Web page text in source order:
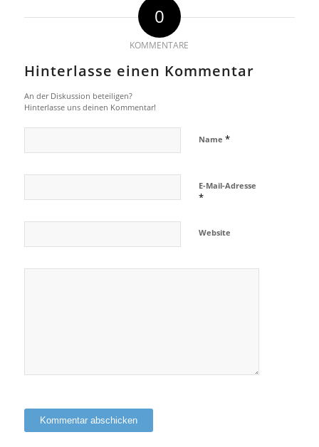
0
KOMMENTARE
Hinterlasse einen Kommentar
An der Diskussion beteiligen?
Hinterlasse uns deinen Kommentar!
Name *
E-Mail-Adresse
*
Website